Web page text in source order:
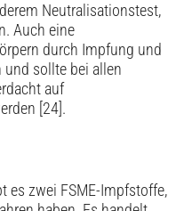
Neutralisationstest,
Auch eine
durch Impfung und
sollte bei allen
auf
[24].
es zwei FSME-Impfstoffe,